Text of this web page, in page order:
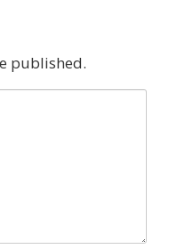
published.